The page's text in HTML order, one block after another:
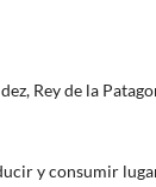
Rey de la
y consumir